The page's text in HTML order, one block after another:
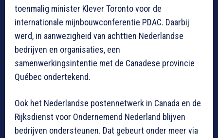
toenmalig minister Klever Toronto voor de
internationale mijnbouwconferentie PDAC. Daarbij
werd, in aanwezigheid van achttien Nederlandse
bedrijven en organisaties, een
samenwerkingsintentie met de Canadese provincie
Québec ondertekend.
Ook het Nederlandse postennetwerk in Canada en de
Rijksdienst voor Ondernemend Nederland blijven
bedrijven ondersteunen. Dat gebeurt onder meer via